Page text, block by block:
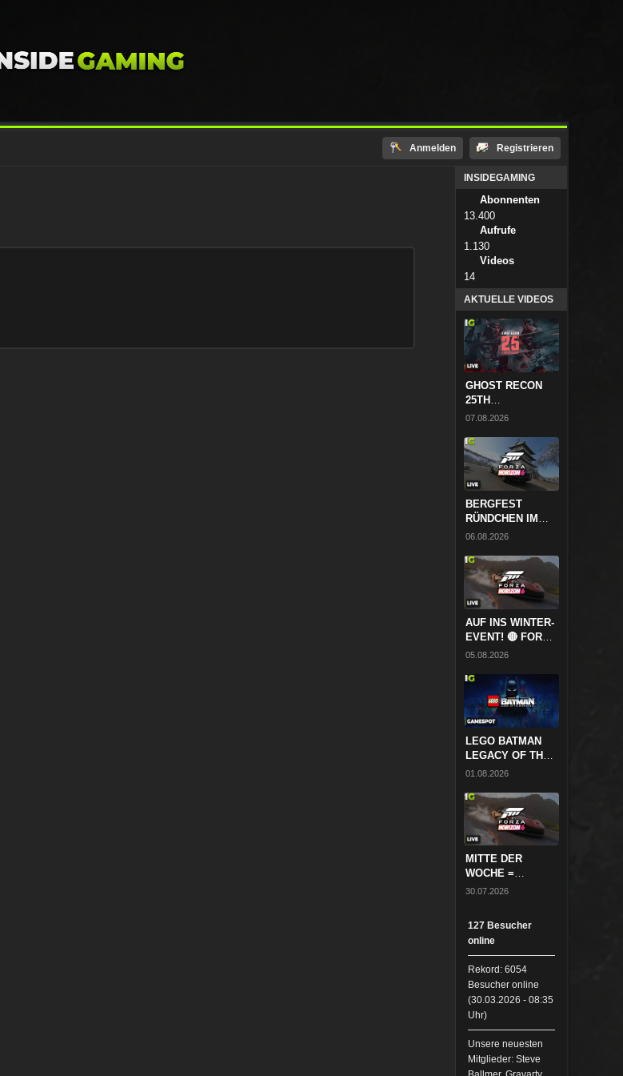
Anmelden Registrieren
INSIDEGAMING
Abonnenten
13.400
Aufrufe
1.130
Videos
14
AKTUELLE VIDEOS
GHOST RECON
25TH
ANNIVERSARY
REACTION ★
InsideGamingTV
LIVE
07.08.2026
BERGFEST
RÜNDCHEN IM
SCHNEE! 🔴
6 // ABENDRUNDE
★
InsideGamingTV
LIVE
06.08.2026
AUF INS WINTER-
EVENT! 🔴 FORZA
HORIZON 6 //
InsideGamingTV
LIVE
05.08.2026
LEGO BATMAN
LEGACY OF THE
DARK KNIGHT |
GAMEPLAY ★
InsideGamingTV
GAMESPOT
01.08.2026
MITTE DER
WOCHE =
BERGFEST! 🔴
★
InsideGamingTV
LIVE
30.07.2026
127 Besucher
online
Rekord: 6054
Besucher online
(30.03.2026 - 08:35
Uhr)
Unsere neuesten
Mitglieder: Steve